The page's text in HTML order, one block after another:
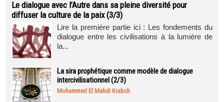
Le dialogue avec l’Autre dans sa pleine diversité pour
diffuser la culture de la paix (3/3)
Lire la première partie ici : Les fondements du
dialogue entre les civilisations à la lumière de
la...
La sira prophétique comme modèle de dialogue
intercivilisationnel (2/3)
Mohammed El Mahdi Krabch